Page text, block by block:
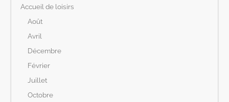
Accueil de loisirs
Août
Avril
Décembre
Février
Juillet
Octobre